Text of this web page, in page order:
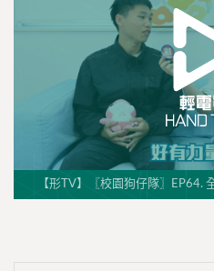
【形TV】〖校園狗仔隊〗EP64.